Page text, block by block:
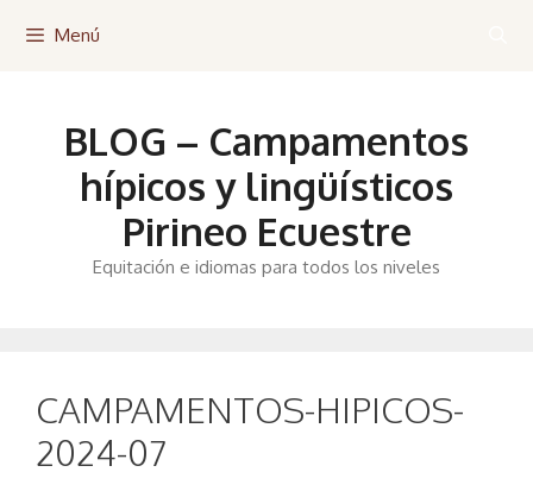
Menú
BLOG – Campamentos
hípicos y lingüísticos
Pirineo Ecuestre
Equitación e idiomas para todos los niveles
CAMPAMENTOS-HIPICOS-
2024-07